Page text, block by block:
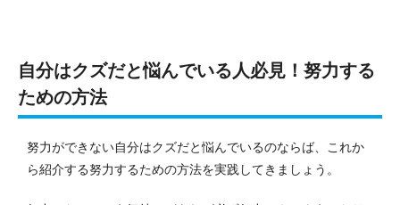
自分はクズだと悩んでいる人必見！努力する
ための方法
努力ができない自分はクズだと悩んでいるのならば、これか
ら紹介する努力するための方法を実践してきましょう。